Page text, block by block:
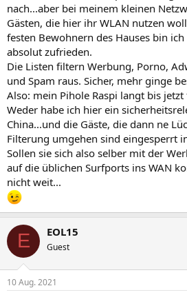
nach...aber bei meinem kleinen
Gästen, die hier ihr WLAN nutzen
festen Bewohnern des Hauses bin
absolut zufrieden.
Die Listen filtern Werbung, Porno,
und Spam raus. Sicher, mehr ginge
Also: mein Pihole Raspi langt bis
Weder habe ich hier ein
China...und die Gäste, die dann ne
Filterung umgehen sind eingesperrt
Sollen sie sich also selber mit der
auf die üblichen Surfports ins WAN
nicht weit...
E EOL15
Guest
10 Aug. 2021